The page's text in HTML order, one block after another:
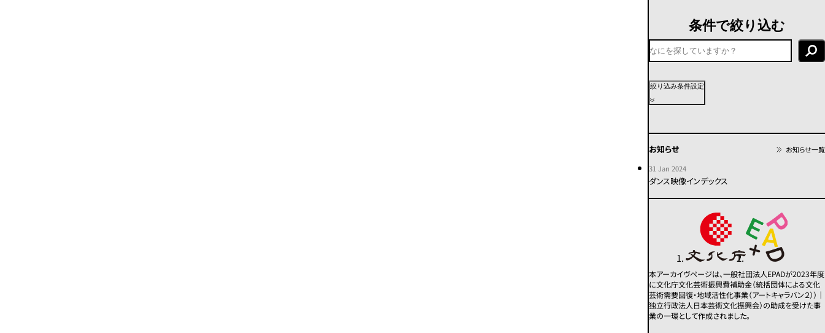
条件で絞り込む
上演年代
1960年代
1950年代以前
不明
コンテンポラリー
舞踏
パフォーマンス
この条件で検索
絞り込み条件設定
お知らせ
お知らせ一覧
31 Jan 2024
ダンス映像インデックス
本アーカイヴページは、一般社団法人EPADが2023年度
に文化庁文化芸術振興費補助金（統括団体による文化
芸術需要回復・地域活性化事業（アートキャラバン２））｜
独立行政法人日本芸術文化振興会）の助成を受けた事
業の一環として作成されました。